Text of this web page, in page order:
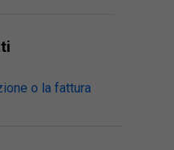
o la fattura